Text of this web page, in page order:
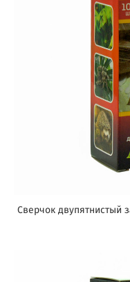
Сверчок двупятнистый